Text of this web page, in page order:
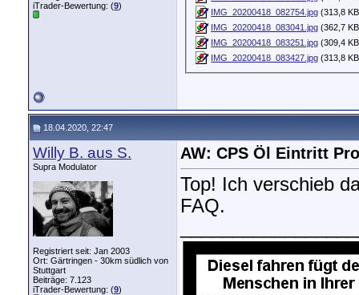
iTrader-Bewertung: (9)
IMG_20200418_082754.jpg (313,8
IMG_20200418_083041.jpg (362,7
IMG_20200418_083251.jpg (309,4
IMG_20200418_083427.jpg (313,8
18.04.2020, 22:47
Willy B. aus S.
Supra Modulator
Registriert seit: Jan 2003
Ort: Gärtringen - 30km südlich von
Stuttgart
Beiträge: 7.123
iTrader-Bewertung: (9)
AW: CPS Öl Eintritt
Top! Ich verschieb
FAQ.